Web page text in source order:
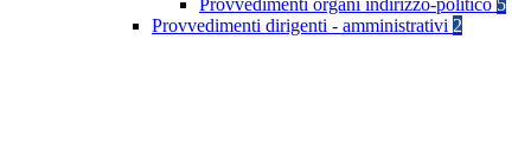
Provvedimenti organi indirizzo-politico 5
Provvedimenti dirigenti - amministrativi 2